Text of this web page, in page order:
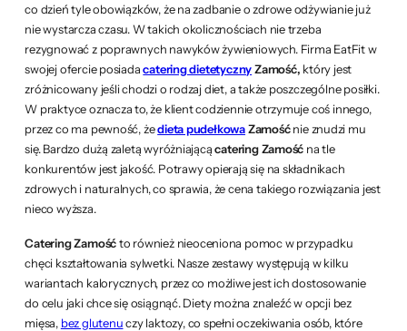
co dzień tyle obowiązków, że na zadbanie o zdrowe odżywianie już
nie wystarcza czasu. W takich okolicznościach nie trzeba
rezygnować z poprawnych nawyków żywieniowych. Firma EatFit w
swojej ofercie posiadacatering dietetycznyZamość, który jest
zróżnicowany jeśli chodzi o rodzaj diet, a także poszczególne posiłki.
W praktyce oznacza to, że klient codziennie otrzymuje coś innego,
przez co ma pewność, żedieta pudełkowaZamośćnie znudzi mu
się. Bardzo dużą zaletą wyróżniającącatering Zamość na tle
konkurentów jest jakość. Potrawy opierają się na składnikach
zdrowych i naturalnych, co sprawia, że cena takiego rozwiązania jest
nieco wyższa.
Catering Zamośćto również nieoceniona pomoc w przypadku
chęci kształtowania sylwetki. Nasze zestawy występują w kilku
wariantach kalorycznych, przez co możliwe jest ich dostosowanie
do celu jaki chce się osiągnąć. Diety można znaleźć w opcji bez
mięsa, bez glutenuczy laktozy, co spełni oczekiwania osób, które